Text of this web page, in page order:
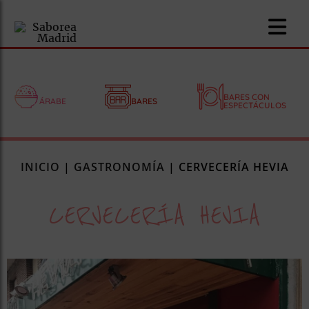
ÁRABE BARES
BARES CON
ESPECTÁCULOS
INICIO | GASTRONOMÍA | CERVECERÍA HEVIA
CERVECERÍA HEVIA